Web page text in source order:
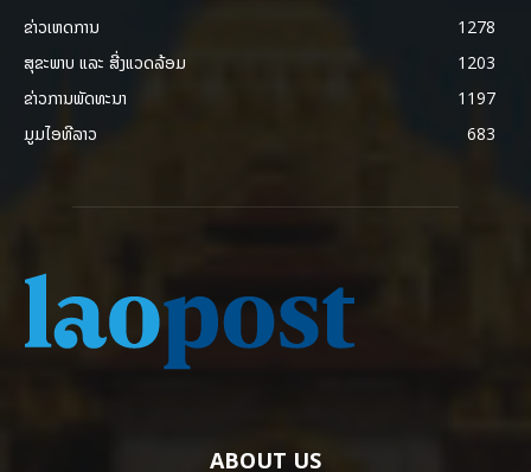
ຂ່າວເຫດການ
1278
ສຸຂະພາບ ແລະ ສີ່ງແວດລ້ອມ
1203
ຂ່າວການພັດທະນາ
1197
ມູມໄອທີລາວ
683
ABOUT US